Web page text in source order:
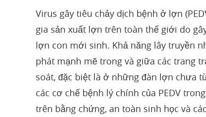
Virus gây tiêu chảy dịch bệnh ở lợn
gia sản xuất lợn trên toàn thế giới do
lợn con mới sinh. Khả năng lây truyền
phát mạnh mẽ trong và giữa các trang
soát, đặc biệt là ở những đàn lợn chưa
các cơ chế bệnh lý chính của PEDV
trên bằng chứng, an toàn sinh học và